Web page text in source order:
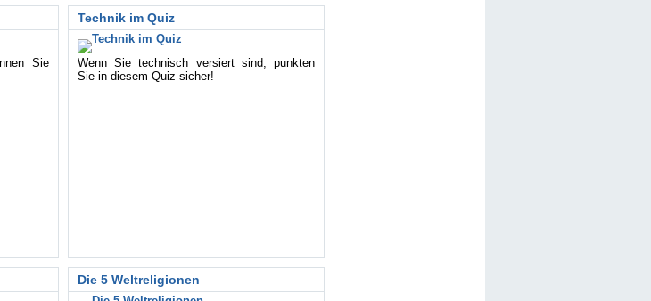
Sie
Technik im Quiz
Wenn Sie technisch versiert sind, punkten
Sie in diesem Quiz sicher!
Die 5 Weltreligionen